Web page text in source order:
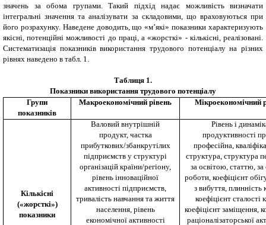
значень за обома групами. Такий підхід надає можливість визначати
інтегральні значення та аналізувати за складовими, що враховуються при
його розрахунку. Наведене доводить, що «м’які» показники характеризують
якісні, потенційні можливості до праці, а «жорсткі» - кількісні, реалізовані.
Систематизація показників використання трудового потенціалу на різних
рівнях наведено в табл. 1.
Таблиця 1.
Показники використання трудового потенціалу
Групи
показників
Макроекономічний рівень Мікроекономічний
Кількісні
(«жорсткі»)
показники
Валовий внутрішній
продукт, частка
прибуткових/збанкрутілих
підприємств у структурі
організацій країни/регіону,
рівень інноваційної
активності підприємств,
тривалість навчання та життя
населення, рівень
економічної активності
Рівень і
продуктивності
професійна,
структура, структура
за освітою, статтю,
роботи, коефіцієнт
з вибуття, плинність
коефіцієнт сталості
коефіцієнт заміщення,
раціоналізаторської